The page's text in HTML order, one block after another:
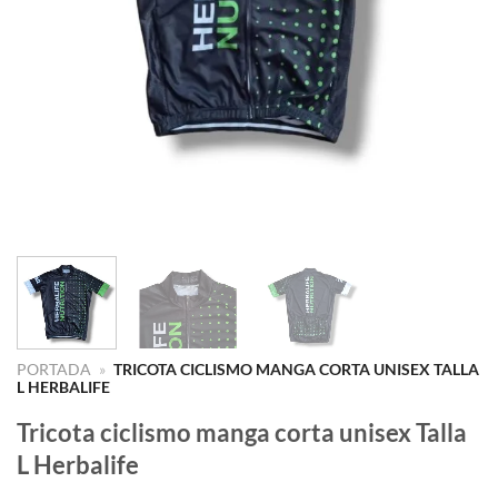
PORTADA » TRICOTA CICLISMO MANGA CORTA UNISEX TALLA
L HERBALIFE
Tricota ciclismo manga corta unisex Talla
L Herbalife